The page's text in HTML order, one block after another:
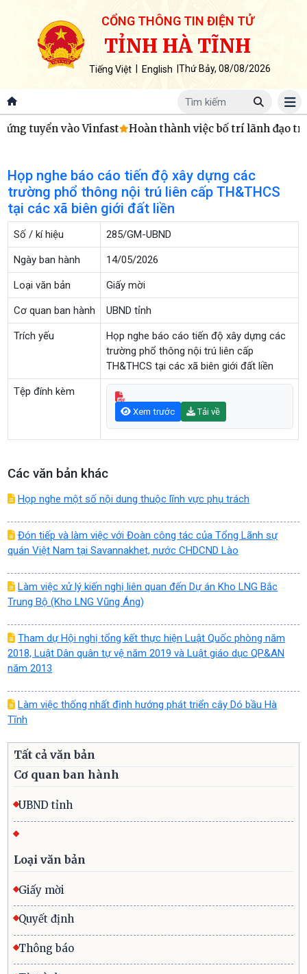
CỔNG THÔNG TIN ĐIỆN TỬ
TỈNH HÀ TĨNH
Tiếng Việt English Thứ Bảy, 08/08/2026
tuyển vào Vinfast Hoàn thành việc bố trí lãnh đạo
Họp nghe báo cáo tiến độ xây dựng các
trường phổ thông nội trú liên cấp TH&THCS
tại các xã biên giới đất liền
Số / kí hiệu 285/GM-UBND
Ngày ban hành 14/05/2026
Loại văn bản Giấy mời
Cơ quan ban hành UBND tỉnh
Trích yếu
Họp nghe báo cáo tiến độ xây dựng các
trường phổ thông nội trú liên cấp
TH&THCS tại các xã biên giới đất liền
Tệp đính kèm
Xem trước Tải về
Các văn bản khác
Họp nghe một số nội dung thuộc lĩnh vực phụ trách
Đón tiếp và làm việc với Đoàn công tác của Tổng Lãnh sự
quán Việt Nam tại Savannakhet, nước CHDCND Lào
Làm việc xử lý kiến nghị liên quan đến Dự án Kho LNG Bắc
Trung Bộ (Kho LNG Vũng Áng)
Tham dự Hội nghị tổng kết thực hiện Luật Quốc phòng năm
2018, Luật Dân quân tự vệ năm 2019 và Luật giáo dục QP&AN
năm 2013
Làm việc thống nhất định hướng phát triển cây Dó bầu Hà
Tĩnh
Tất cả văn bản
Cơ quan ban hành
UBND tỉnh
Loại văn bản
Giấy mời
Quyết định
Thông báo